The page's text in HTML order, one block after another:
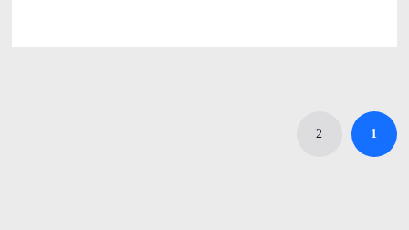
1
2